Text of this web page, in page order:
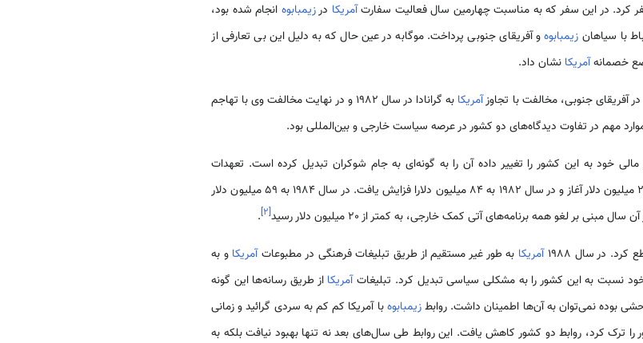
کرد. در این سفر که به مناسبت چهارمین سال فعالیت سفارتآمریکا درزیمبابوه انجام شده بود،
با سیاهان زیمبابوهو آفریقای جنوبی پرداخت. موگابه در عین حال که به دلیل این بی تعارفی از
خصمانهآمریکا نشان داد.
در آفریقای جنوبی، مخالفت با تجاوزآمریکا
به گرانادا در سال 1982 و در نهایت مخالفت وی با تهاجم
خود به این کشور را تغییر داده آن را به گونه‌ای به جام شوکران تبدیل کرده است. تعهدات
به این کشور در سال 1980 با 24 میلیون دلار آغاز و در سال 1982 به 84 میلیون دلارا فزایش یافت. در سال 1984 به 59 میلیون دلار
[۲]
.
کرد. در سال 1988 آمریکا به طور غیر مستقیم از طریق تبلیغات فرهنگی در مطبوعاتآمریکا و به
نسبت به این کشور را به مشکلی سیاسی تبدیل کرد. تبلیغاتآمریکا از طریق رسانه‌ها این گونه
بوده نمی‌توان به آن‌ها اطمینان داشت. روابطزیمبابوهبا آمریکا کم کم به سردی گرائید و زمانی
آن کشور را ترک کرد، روابط دو کشور کاهش یافت. این روابط طی سال‌های بعد نه تنها بهبود نیافت بلکه به